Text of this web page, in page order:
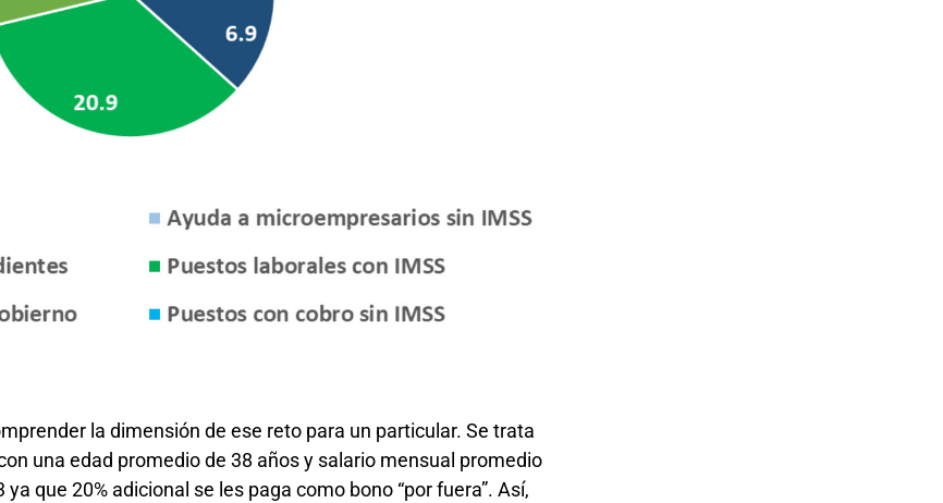
la dimensión de ese reto para un particular. Se trata
una edad promedio de 38 años y salario mensual promedio
que 20% adicional se les paga como bono “por fuera”. Así,